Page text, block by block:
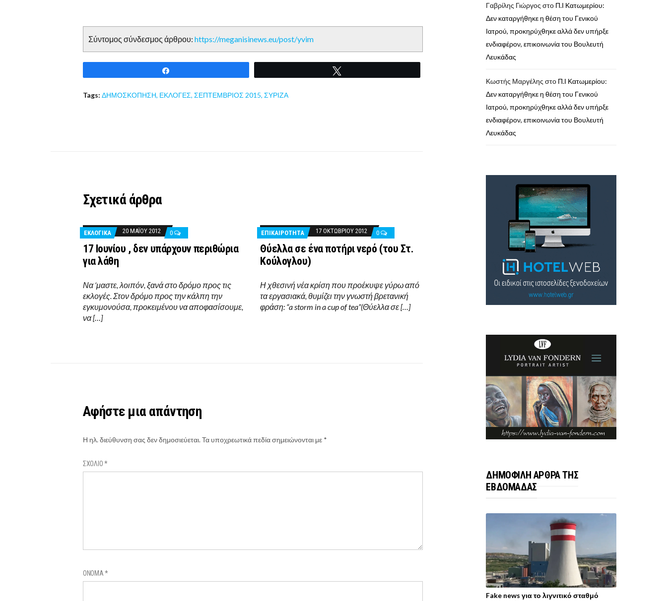
Σύντομος σύνδεσμος άρθρου: https://meganisinews.eu/post/yvim
Tags: ΔΗΜΟΣΚΟΠΗΣΗ, ΕΚΛΟΓΕΣ, ΣΕΠΤΕΜΒΡΙΟΣ 2015, ΣΥΡΙΖΑ
Σχετικά άρθρα
ΕΚΛΟΓΙΚΆ 20 ΜΑΪ́ΟΥ 2012 0
17 Iουνίου , δεν υπάρχουν περιθώρια
για λάθη
Να ‘μαστε, λοιπόν, ξανά στο δρόμο προς τις
εκλογές. Στον δρόμο προς την κάλπη την
εγκυμονούσα, προκειμένου να αποφασίσουμε,
να […]
ΕΠΙΚΑΙΡΟΤΗΤΑ 17 ΟΚΤΩΒΡΊΟΥ 2012 0
Θύελλα σε ένα ποτήρι νερό (του Στ.
Κούλογλου)
Η χθεσινή νέα κρίση που προέκυψε γύρω από
τα εργασιακά, θυμίζει την γνωστή βρετανική
φράση: “a storm in a cup of tea”(Θύελλα σε […]
Αφήστε μια απάντηση
Η ηλ. διεύθυνση σας δεν δημοσιεύεται.Τα υποχρεωτικά πεδία σημειώνονται με *
ΣΧΌΛΙΟ*
ΌΝΟΜΑ*
Γαβρίλης Γιώργος στο Π.Ι Κατωμερίου:
Δεν καταργήθηκε η θέση του Γενικού
Ιατρού, προκηρύχθηκε αλλά δεν υπήρξε
ενδιαφέρον, επικοινωνία του Βουλευτή
Λευκάδας
Κωστής Μαργέλης στο Π.Ι Κατωμερίου:
Δεν καταργήθηκε η θέση του Γενικού
Ιατρού, προκηρύχθηκε αλλά δεν υπήρξε
ενδιαφέρον, επικοινωνία του Βουλευτή
Λευκάδας
ΔΗΜΟΦΙΛΗ ΑΡΘΡΑ ΤΗΣ
ΕΒΔΟΜΑΔΑΣ
Fake news για το λιγνιτικό σταθμό